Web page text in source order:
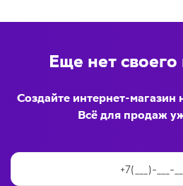
Еще нет своего
Создайте интернет-магазин
Всё для продаж